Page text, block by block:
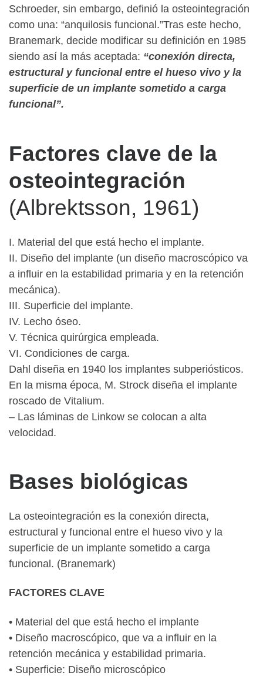
Schroeder, sin embargo, definió la osteointegración
como una: “anquilosis funcional.”Tras este hecho,
Branemark, decide modificar su definición en 1985
siendo así la más aceptada: “conexión directa,
estructural y funcional entre el hueso vivo y la
superficie de un implante sometido a carga
funcional”.
Factores clave de la
osteointegración
(Albrektsson, 1961)
I. Material del que está hecho el implante.
II. Diseño del implante (un diseño macroscópico va
a influir en la estabilidad primaria y en la retención
mecánica).
III. Superficie del implante.
IV. Lecho óseo.
V. Técnica quirúrgica empleada.
VI. Condiciones de carga.
Dahl diseña en 1940 los implantes subperiósticos.
En la misma época, M. Strock diseña el implante
roscado de Vitalium.
– Las láminas de Linkow se colocan a alta
velocidad.
Bases biológicas
La osteointegración es la conexión directa,
estructural y funcional entre el hueso vivo y la
superficie de un implante sometido a carga
funcional. (Branemark)
FACTORES CLAVE
• Material del que está hecho el implante
• Diseño macroscópico, que va a influir en la
retención mecánica y estabilidad primaria.
• Superficie: Diseño microscópico